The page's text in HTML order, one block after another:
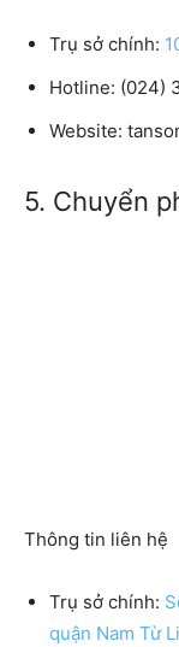
Trụ sở chính:
Hotline: (024)
Website:
5. Chuyển
Thông tin liên hệ
Trụ sở chính:
quận Nam Từ